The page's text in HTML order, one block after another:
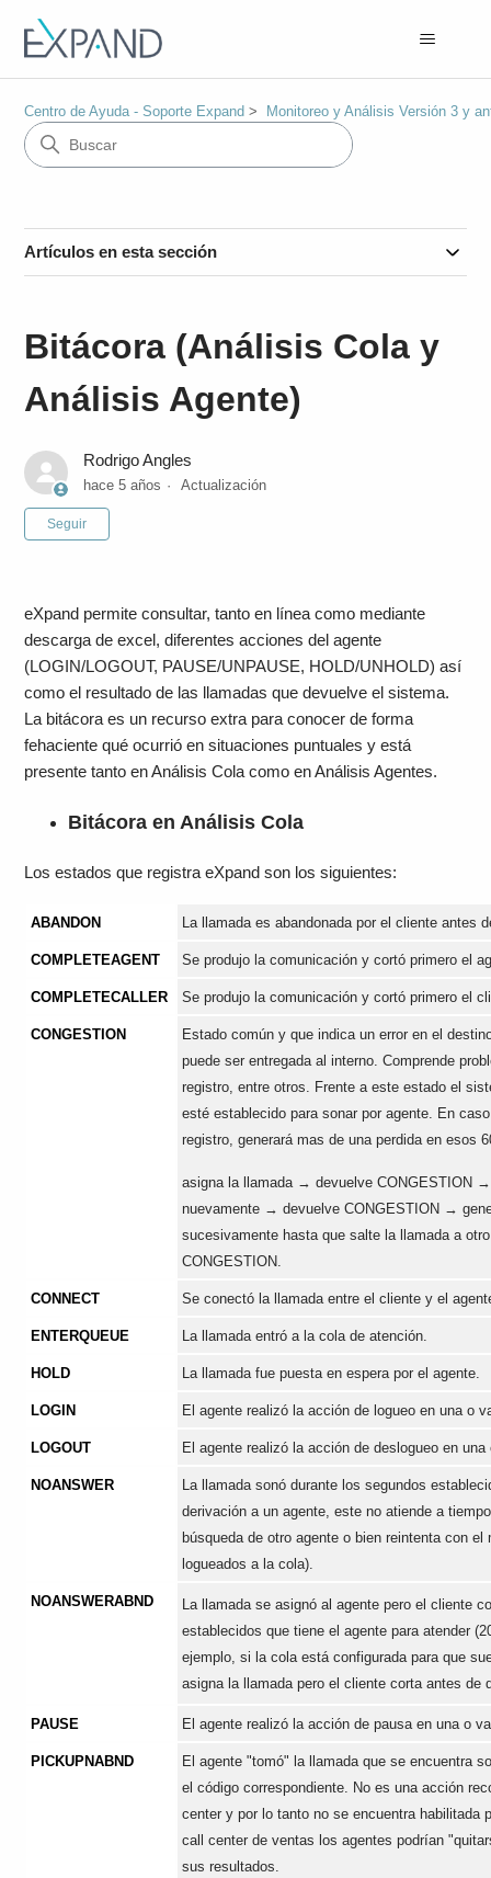
Centro de Ayuda - Soporte Expand Monitoreo y Análisis Versión 3 y
Artículos en esta sección
Bitácora (Análisis Cola y
Análisis Agente)
Rodrigo Angles
hace 5 años Actualización
Seguir
eXpand permite consultar, tanto en línea como mediante
descarga de excel, diferentes acciones del agente
(LOGIN/LOGOUT, PAUSE/UNPAUSE, HOLD/UNHOLD) así
como el resultado de las llamadas que devuelve el sistema.
La bitácora es un recurso extra para conocer de forma
fehaciente qué ocurrió en situaciones puntuales y está
presente tanto en Análisis Cola como en Análisis Agentes.
Bitácora en Análisis Cola
Los estados que registra eXpand son los siguientes:
ABANDON La llamada es abandonada por el cliente antes
COMPLETEAGENT Se produjo la comunicación y cortó primero el
COMPLETECALLER Se produjo la comunicación y cortó primero el
CONGESTION
Estado común y que indica un error en el
puede ser entregada al interno. Comprende
registro, entre otros. Frente a este estado el
esté establecido para sonar por agente. En
registro, generará mas de una perdida en esos
asigna la llamada → devuelve CONGESTION
nuevamente → devuelve CONGESTION →
sucesivamente hasta que salte la llamada a
CONGESTION.
CONNECT Se conectó la llamada entre el cliente y el
ENTERQUEUE La llamada entró a la cola de atención.
HOLD La llamada fue puesta en espera por el agente.
LOGIN El agente realizó la acción de logueo en una o
LOGOUT El agente realizó la acción de deslogueo en
NOANSWER
La llamada sonó durante los segundos
derivación a un agente, este no atiende a
búsqueda de otro agente o bien reintenta con
logueados a la cola).
NOANSWERABND
La llamada se asignó al agente pero el cliente
establecidos que tiene el agente para atender
ejemplo, si la cola está configurada para que
asigna la llamada pero el cliente corta antes de
PAUSE El agente realizó la acción de pausa en una o
PICKUPNABND
El agente "tomó" la llamada que se encuentra
el código correspondiente. No es una acción
center y por lo tanto no se encuentra habilitada
call center de ventas los agentes podrían
sus resultados.